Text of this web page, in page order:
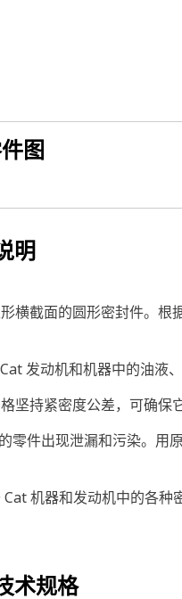
图
明
横截面的圆形密封件。根
发动机和机器中的油液
坚持紧密度公差，可确保
零件出现泄漏和污染。用
机器和发动机中的各种
术规格